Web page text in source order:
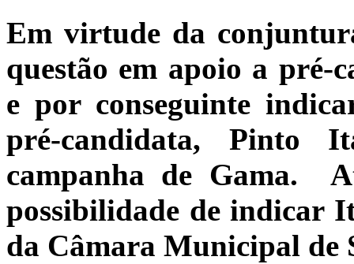
Em virtude da
questão em apoio a pré-
e por conseguinte
pré-candidata, Pinto
campanha de Gama.
possibilidade de indicar
da Câmara Municipal de